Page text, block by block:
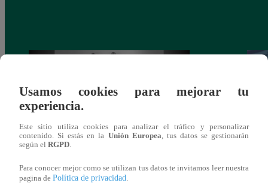
Muere exparticipante de La Voz Colombia
tras denunciar negligencia médica
Usamos cookies para mejorar tu
experiencia.
Este sitio utiliza cookies para analizar el tráfico y personalizar
contenido. Si estás en la Unión Europea , tus datos se gestionarán
según el RGPD
Para conocer mejor como se utilizan tus datos te invitamos leer nuestra
pagina de Política de privacidad